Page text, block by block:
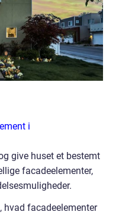
i
give huset et bestemt
facadeelementer,
facadeelementer